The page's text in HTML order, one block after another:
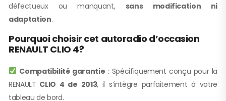
défectueux ou manquant, sans modification ni
adaptation.
Pourquoi choisir cet autoradio d’occasion
RENAULT CLIO 4?
Compatibilité garantie : Spécifiquement conçu pour la
RENAULT CLIO 4 de 2013, il s’intègre parfaitement à votre
tableau de bord.